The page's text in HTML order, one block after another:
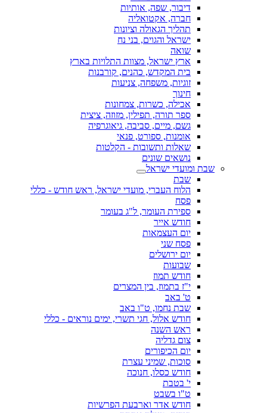
דיבור, שפה, אותיות
חברה, אקטואליה
תהליך הגאולה וציונות
ישראל והגוים, בני נח
שואה
ארץ ישראל, מצוות התלויות בארץ
בית המקדש, כהנים, קורבנות
זוגיות, משפחה, צניעות
חינוך
אכילה, כשרות, צמחונות
ספר תורה, תפילין, מזוזה, ציצית
גשם, מיים, סביבה, גיאוגרפיה
אומנות, ספורט, פנאי
שאלות ותשובות - הקלטות
נושאים שונים
שבת ומועדי ישראל
שבת
הלוח העברי, מועדי ישראל, ראש חודש - כללי
פסח
ספירת העומר, ל"ג בעומר
חודש אייר
יום העצמאות
פסח שני
יום ירושלים
שבועות
חודש תמוז
י"ז בתמוז, בין המצרים
ט' באב
שבת נחמו, ט"ו באב
חודש אלול, חגי תשרי, ימים נוראים - כללי
ראש השנה
צום גדליה
יום הכיפורים
סוכות, שמיני עצרת
חודש כסלו, חנוכה
י' בטבת
ט"ו בשבט
חודש אדר וארבעת הפרשיות